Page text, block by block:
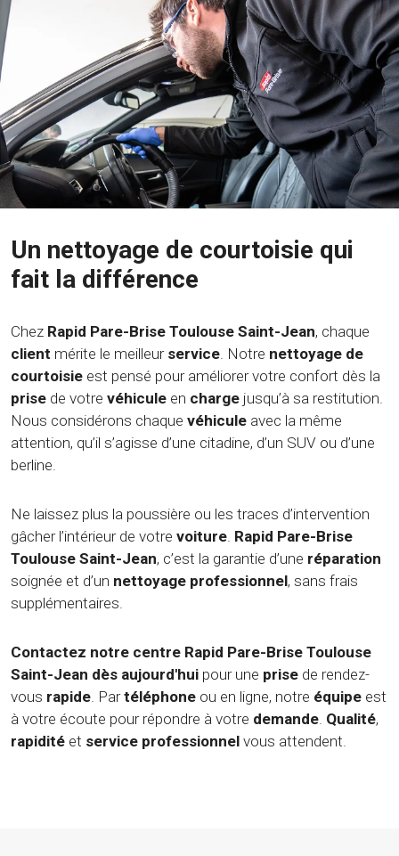
Un nettoyage de courtoisie qui
fait la différence
Chez Rapid Pare-Brise Toulouse Saint-Jean, chaque
client mérite le meilleur service. Notre nettoyage de
courtoisie est pensé pour améliorer votre confort dès la
prise de votre véhicule en charge jusqu’à sa restitution.
Nous considérons chaque véhicule avec la même
attention, qu’il s’agisse d’une citadine, d’un SUV ou d’une
berline.
Ne laissez plus la poussière ou les traces d’intervention
gâcher l’intérieur de votre voiture. Rapid Pare-Brise
Toulouse Saint-Jean, c’est la garantie d’une réparation
soignée et d’un nettoyage professionnel, sans frais
supplémentaires.
Contactez notre centre Rapid Pare-Brise Toulouse
Saint-Jean dès aujourd'hui pour une prise de rendez-
vous rapide. Partéléphone ou en ligne, notre équipe est
à votre écoute pour répondre à votre demande. Qualité,
rapidité et service professionnel vous attendent.